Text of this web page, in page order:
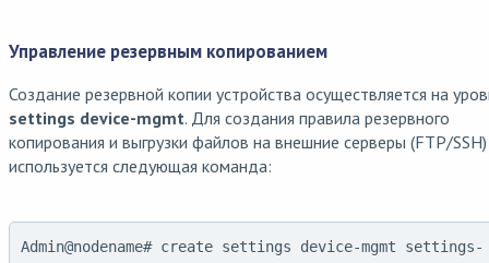
Управление резервным копированием
Создание резервной копии устройства осуществляется на
settings device-mgmt. Для создания правила резервного
копирования и выгрузки файлов на внешние серверы (FTP/SSH)
используется следующая команда:
Admin@nodename# create settings device-mgmt settings-